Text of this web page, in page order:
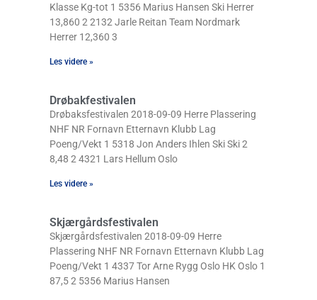
Klasse Kg-tot 1 5356 Marius Hansen Ski Herrer
13,860 2 2132 Jarle Reitan Team Nordmark
Herrer 12,360 3
Les videre »
Drøbakfestivalen
Drøbaksfestivalen 2018-09-09 Herre Plassering
NHF NR Fornavn Etternavn Klubb Lag
Poeng/Vekt 1 5318 Jon Anders Ihlen Ski Ski 2
8,48 2 4321 Lars Hellum Oslo
Les videre »
Skjærgårdsfestivalen
Skjærgårdsfestivalen 2018-09-09 Herre
Plassering NHF NR Fornavn Etternavn Klubb Lag
Poeng/Vekt 1 4337 Tor Arne Rygg Oslo HK Oslo 1
87,5 2 5356 Marius Hansen